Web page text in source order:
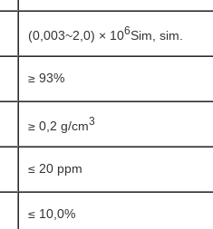
(0,003~2,0) × 106Sim, sim.
≥ 93%
≥ 0,2 g/cm3
≤ 20 ppm
≤ 10,0%